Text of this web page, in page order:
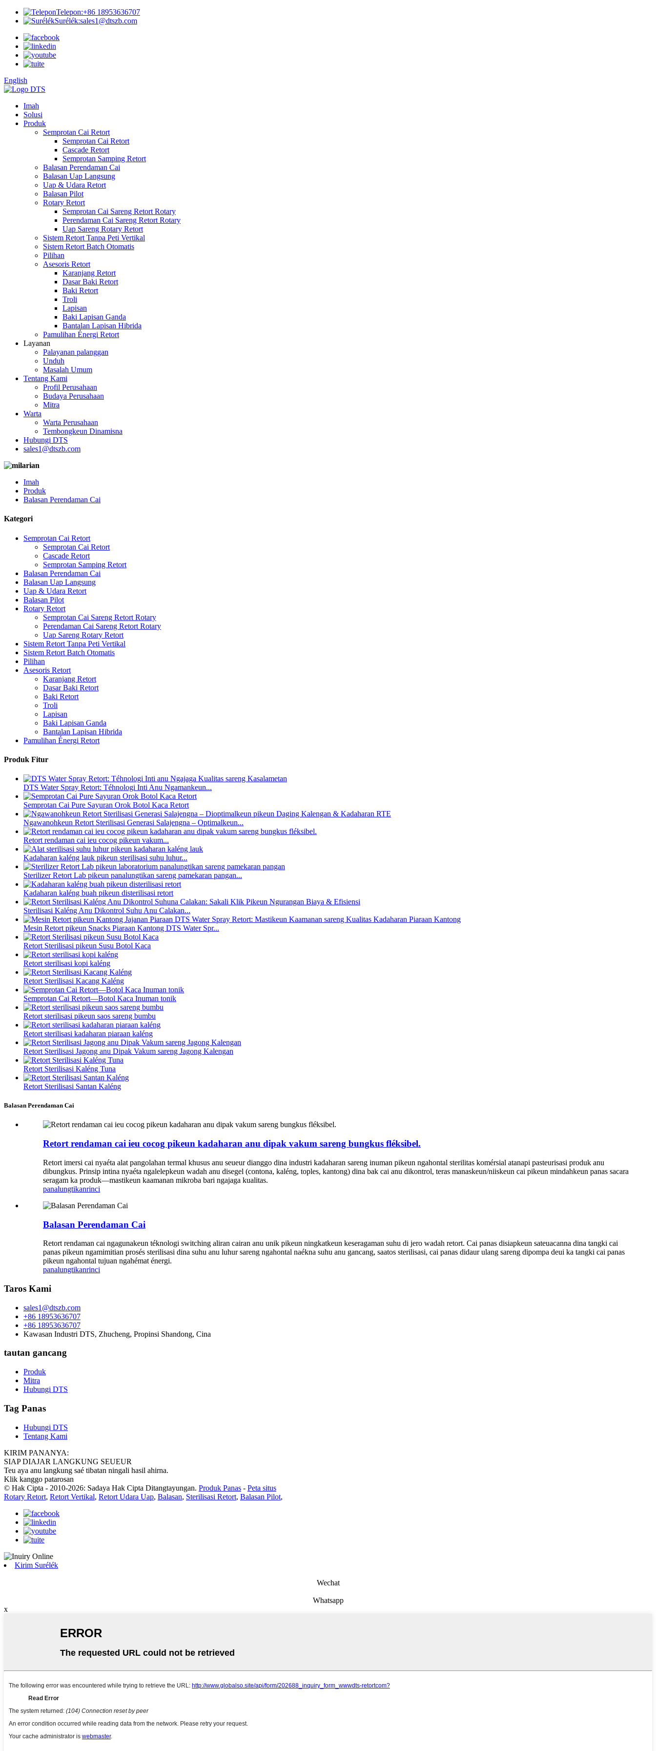
Telepon:+86 18953636707
Surélék:sales1@dtszb.com
English
Imah
Solusi
Produk
Semprotan Cai Retort
Semprotan Cai Retort
Cascade Retort
Semprotan Samping Retort
Balasan Perendaman Cai
Balasan Uap Langsung
Uap & Udara Retort
Balasan Pilot
Rotary Retort
Semprotan Cai Sareng Retort Rotary
Perendaman Cai Sareng Retort Rotary
Uap Sareng Rotary Retort
Sistem Retort Tanpa Peti Vertikal
Sistem Retort Batch Otomatis
Pilihan
Asesoris Retort
Karanjang Retort
Dasar Baki Retort
Baki Retort
Troli
Lapisan
Baki Lapisan Ganda
Bantalan Lapisan Hibrida
Pamulihan Énergi Retort
Layanan
Palayanan palanggan
Unduh
Masalah Umum
Tentang Kami
Profil Perusahaan
Budaya Perusahaan
Mitra
Warta
Warta Perusahaan
Tembongkeun Dinamisna
Hubungi DTS
sales1@dtszb.com
Imah
Produk
Balasan Perendaman Cai
Kategori
Semprotan Cai Retort
Semprotan Cai Retort
Cascade Retort
Semprotan Samping Retort
Balasan Perendaman Cai
Balasan Uap Langsung
Uap & Udara Retort
Balasan Pilot
Rotary Retort
Semprotan Cai Sareng Retort Rotary
Perendaman Cai Sareng Retort Rotary
Uap Sareng Rotary Retort
Sistem Retort Tanpa Peti Vertikal
Sistem Retort Batch Otomatis
Pilihan
Asesoris Retort
Karanjang Retort
Dasar Baki Retort
Baki Retort
Troli
Lapisan
Baki Lapisan Ganda
Bantalan Lapisan Hibrida
Pamulihan Énergi Retort
Produk Fitur
DTS Water Spray Retort: ​​Téhnologi Inti Anu Ngamankeun...
Semprotan Cai Pure Sayuran Orok Botol Kaca Retort
Ngawanohkeun Retort Sterilisasi Generasi Salajengna – Optimalkeun...
Retort rendaman cai ieu cocog pikeun vakum...
Kadaharan kaléng lauk pikeun sterilisasi suhu luhur...
Sterilizer Retort Lab pikeun panalungtikan sareng pamekaran pangan...
Kadaharan kaléng buah pikeun disterilisasi retort
Sterilisasi Kaléng Anu Dikontrol Suhu Anu Calakan...
Mesin Retort pikeun Snacks Piaraan Kantong DTS Water Spr...
Retort Sterilisasi pikeun Susu Botol Kaca
Retort sterilisasi kopi kaléng
Retort Sterilisasi Kacang Kaléng
Semprotan Cai Retort—Botol Kaca Inuman tonik
Retort sterilisasi pikeun saos sareng bumbu
Retort sterilisasi kadaharan piaraan kaléng
Retort Sterilisasi Jagong anu Dipak Vakum sareng Jagong Kalengan
Retort Sterilisasi Kaléng Tuna
Retort Sterilisasi Santan Kaléng
Balasan Perendaman Cai
Retort rendaman cai ieu cocog pikeun kadaharan anu dipak vakum sareng bungkus fléksibel.
Retort imersi cai nyaéta alat pangolahan termal khusus anu seueur dianggo dina industri kadaharan sareng inuman pikeun ngahontal sterilitas komérsial atanapi pasteurisasi produk anu
dibungkus. Prinsip intina nyaéta ngalelepkeun wadah anu disegel (contona, kaléng, toples, kantong) dina bak cai anu dikontrol, teras manaskeun/niiskeun cai pikeun mindahkeun panas sacara
seragam ka produk—mastikeun kaamanan mikroba bari ngajaga kualitas.
panalungtikanrinci
Balasan Perendaman Cai
Retort rendaman cai ngagunakeun téknologi switching aliran cairan anu unik pikeun ningkatkeun keseragaman suhu di jero wadah retort. Cai panas disiapkeun sateuacanna dina tangki cai
panas pikeun ngamimitian prosés sterilisasi dina suhu anu luhur sareng ngahontal naékna suhu anu gancang, saatos sterilisasi, cai panas didaur ulang sareng dipompa deui ka tangki cai panas
pikeun ngahontal tujuan ngahémat énergi.
panalungtikanrinci
Taros Kami
sales1@dtszb.com
+86 18953636707
+86 18953636707
Kawasan Industri DTS, Zhucheng, Propinsi Shandong, Cina
tautan gancang
Produk
Mitra
Hubungi DTS
Tag Panas
Hubungi DTS
Tentang Kami
KIRIM PANANYA:
SIAP DIAJAR LANGKUNG SEUEUR
Teu aya anu langkung saé tibatan ningali hasil ahirna.
Klik kanggo patarosan
© Hak Cipta - 2010-2026: Sadaya Hak Cipta Ditangtayungan. Produk Panas - Peta situs
Rotary Retort, Retort Vertikal, Retort Udara Uap, Balasan, Sterilisasi Retort, Balasan Pilot,
Kirim Surélék
Wechat
Whatsapp
x